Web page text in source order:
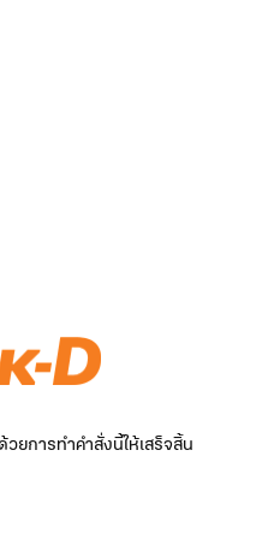
ยการทำคำสั่งนี้ให้เสร็จสิ้น